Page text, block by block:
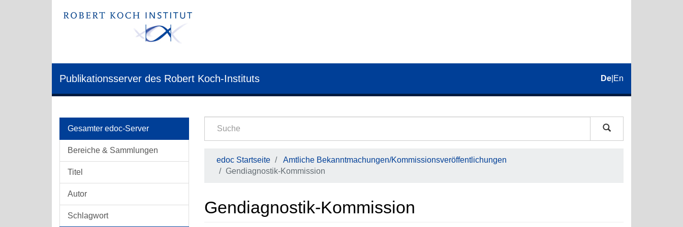
Publikationsserver des Robert Koch-Instituts De En
Gesamter edoc-Server
Bereiche & Sammlungen
Titel
Autor
Schlagwort
edoc Startseite
Amtliche Bekanntmachungen/Kommissionsveröffentlichungen
Gendiagnostik-Kommission
Gendiagnostik-Kommission